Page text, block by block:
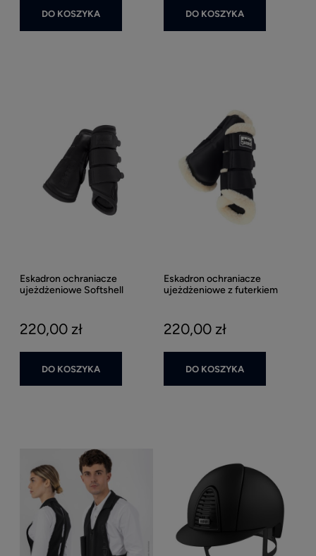
DO KOSZYKA DO KOSZYKA
Eskadron ochraniacze
ujeżdżeniowe Softshell
220,00 zł
DO KOSZYKA
Eskadron ochraniacze
ujeżdżeniowe z futerkiem
220,00 zł
DO KOSZYKA